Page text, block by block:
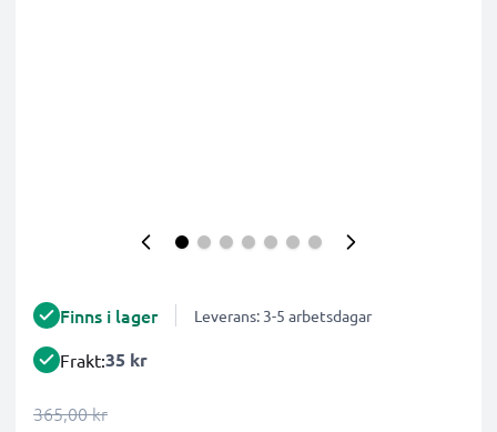
Finns i lager Leverans: 3-5 arbetsdagar
Frakt:35 kr
365,00 kr